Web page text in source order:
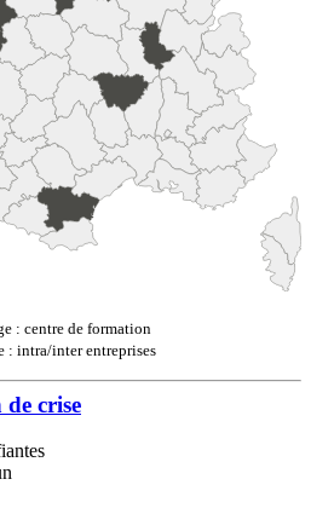
: centre de formation
: intra/inter entreprises
crise